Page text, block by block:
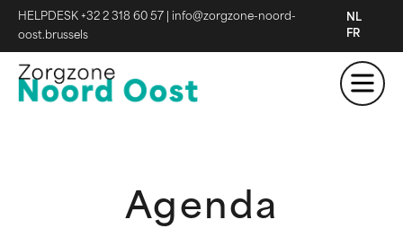
HELPDESK +32 2 318 60 57
info@zorgzone-noord-
oost.brussels
NL
FR
Agenda